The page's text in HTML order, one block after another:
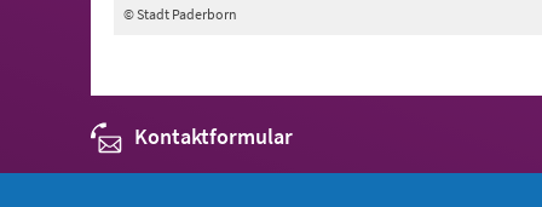
© Stadt Paderborn
Kontaktformular